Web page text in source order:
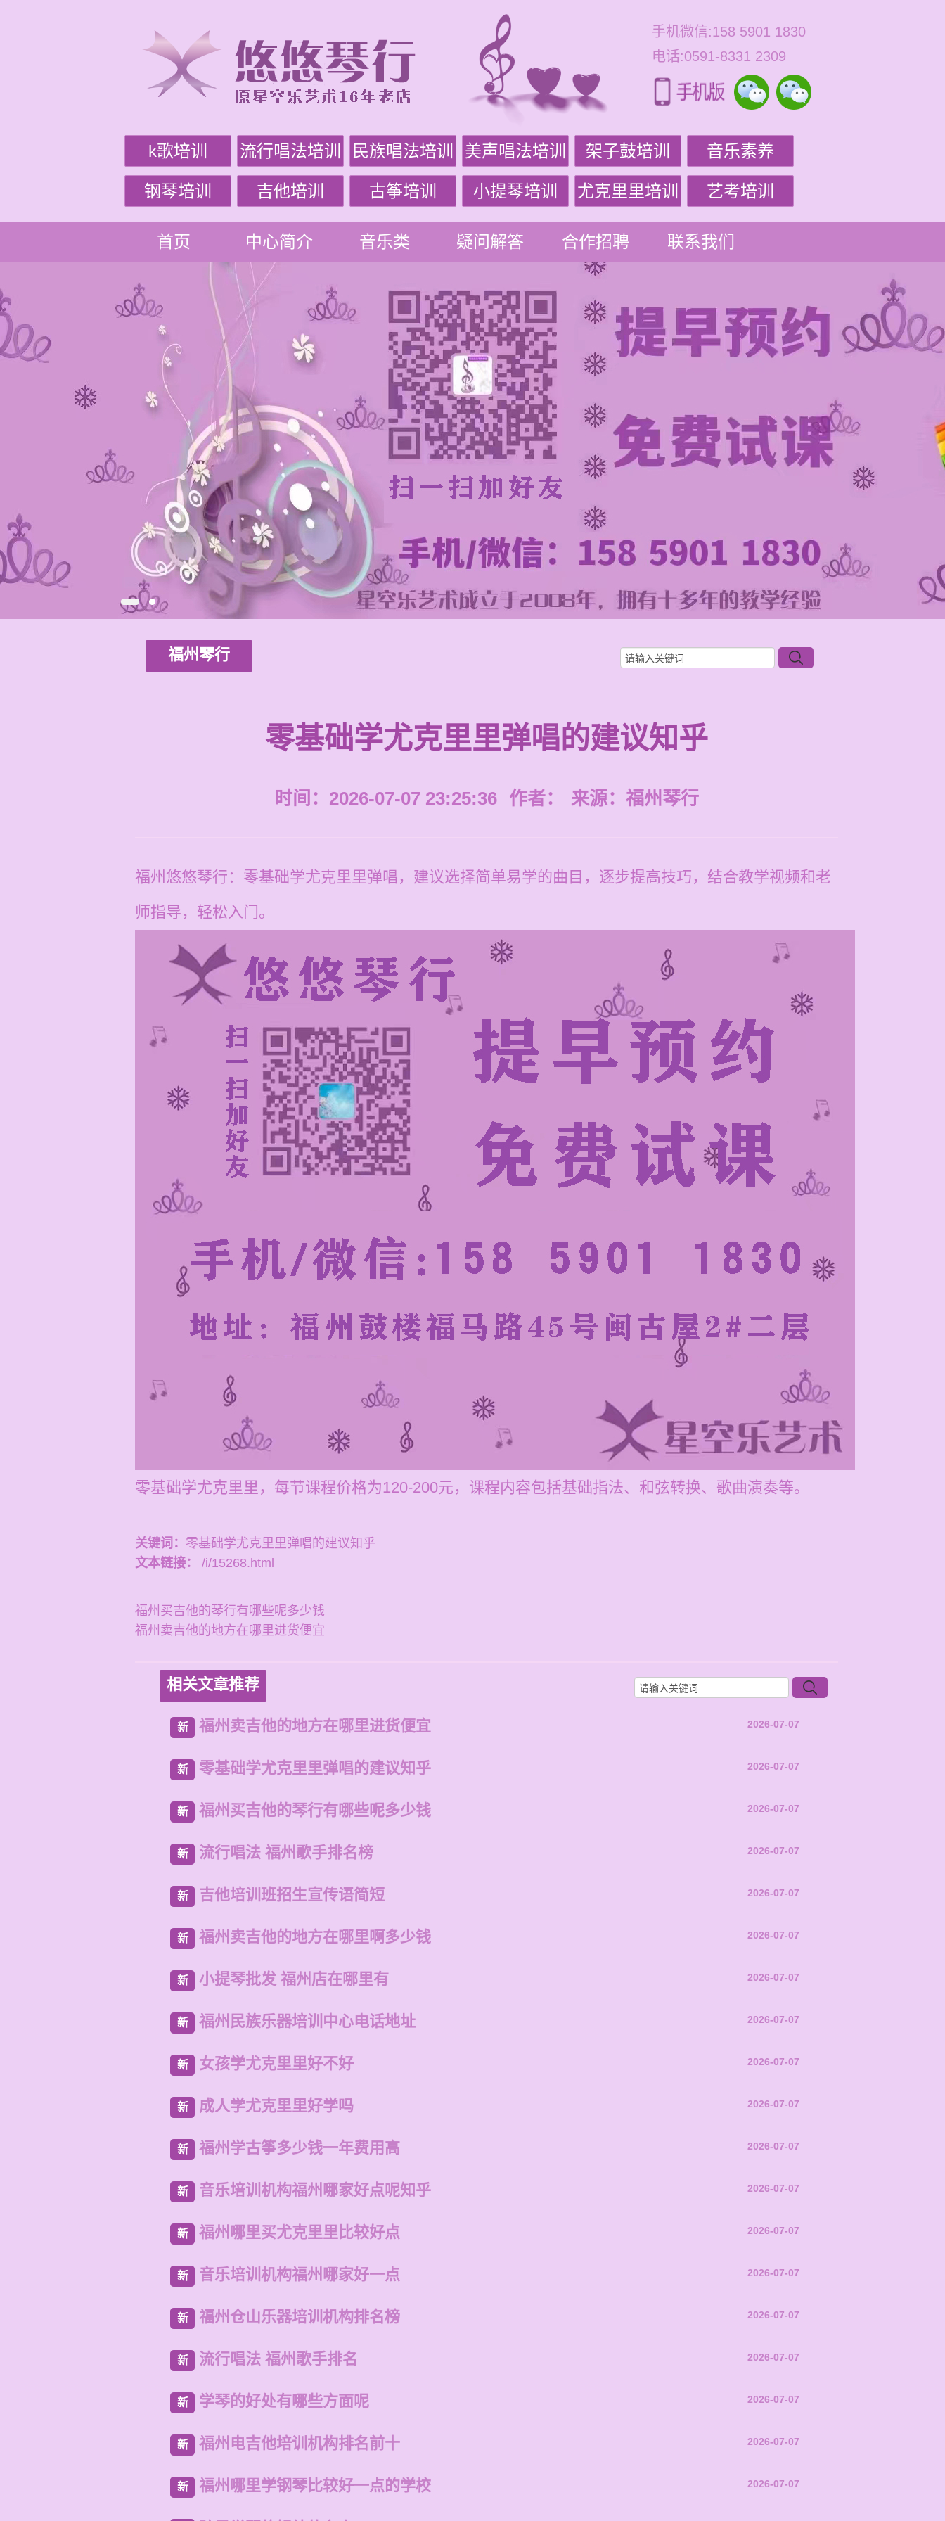
手机微信:158 5901 1830
电话:0591-8331 2309
k歌培训 流行唱法培训 民族唱法培训 美声唱法培训 架子鼓培训 音乐素养
钢琴培训 吉他培训 古筝培训 小提琴培训 尤克里里培训 艺考培训
首页 中心简介 音乐类 疑问解答 合作招聘 联系我们
福州琴行
零基础学尤克里里弹唱的建议知乎
时间：2026-07-07 23:25:36 作者： 来源： 福州琴行
福州悠悠琴行：零基础学尤克里里弹唱，建议选择简单易学的曲目，逐步提高技巧，结合教学视频和老
师指导，轻松入门。
零基础学尤克里里，每节课程价格为120-200元，课程内容包括基础指法、和弦转换、歌曲演奏等。
关键词： 零基础学尤克里里弹唱的建议知乎
文本链接：
/i/15268.html
福州买吉他的琴行有哪些呢多少钱
福州卖吉他的地方在哪里进货便宜
相关文章推荐
新 福州卖吉他的地方在哪里进货便宜 2026-07-07
新 零基础学尤克里里弹唱的建议知乎 2026-07-07
新 福州买吉他的琴行有哪些呢多少钱 2026-07-07
新 流行唱法 福州歌手排名榜 2026-07-07
新 吉他培训班招生宣传语简短 2026-07-07
新 福州卖吉他的地方在哪里啊多少钱 2026-07-07
新 小提琴批发 福州店在哪里有 2026-07-07
新 福州民族乐器培训中心电话地址 2026-07-07
新 女孩学尤克里里好不好 2026-07-07
新 成人学尤克里里好学吗 2026-07-07
新 福州学古筝多少钱一年费用高 2026-07-07
新 音乐培训机构福州哪家好点呢知乎 2026-07-07
新 福州哪里买尤克里里比较好点 2026-07-07
新 音乐培训机构福州哪家好一点 2026-07-07
新 福州仓山乐器培训机构排名榜 2026-07-07
新 流行唱法 福州歌手排名 2026-07-07
新 学琴的好处有哪些方面呢 2026-07-07
新 福州电吉他培训机构排名前十 2026-07-07
新 福州哪里学钢琴比较好一点的学校 2026-07-07